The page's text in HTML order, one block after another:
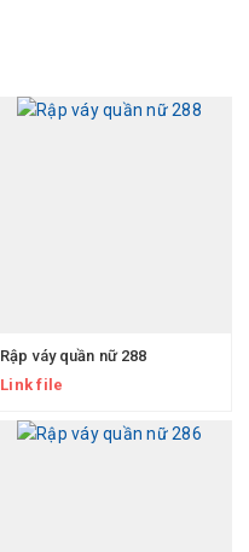
Rập váy quần nữ 288
Link file